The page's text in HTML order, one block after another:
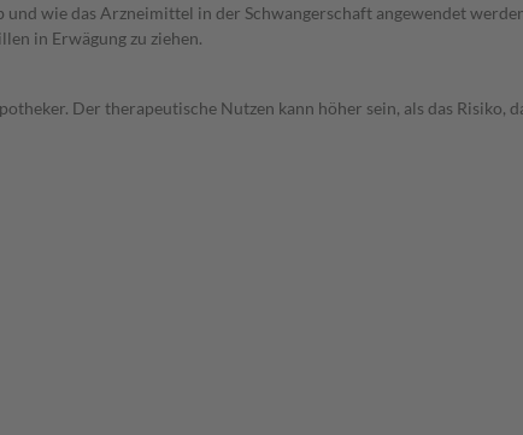
wie das Arzneimittel in der Schwangerschaft angewendet
in Erwägung zu ziehen.
Der therapeutische Nutzen kann höher sein, als das Risiko,